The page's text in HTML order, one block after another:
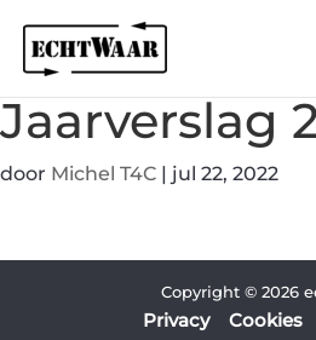
Jaarverslag
door Michel T4C | jul 22, 2022
Copyright © 2026
Privacy Cookies